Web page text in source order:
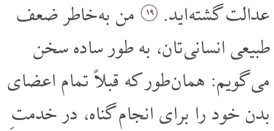
عدالت گشته اید.
۱۹ من به خاطر ضعف
طبیعی انسانی تان، به طور ساده سخن
می گویم: همان طور که قبلاً تمام اعضای
بدن خود را برای انجام گناه، در خدمتِ